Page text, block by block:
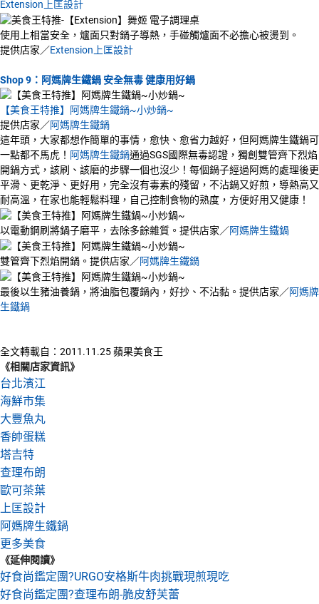
Extension上匡設計
使用上相當安全，爐面只對鍋子導熱，手碰觸爐面不必擔心被燙到。
提供店家／Extension上匡設計
Shop 9：阿媽牌生鐵鍋 安全無毒 健康用好鍋
【美食王特推】阿媽牌生鐵鍋~小炒鍋~
提供店家／阿媽牌生鐵鍋
這年頭，大家都想作簡單的事情，愈快、愈省力越好，但阿媽牌生鐵鍋可
一點都不馬虎！ 阿媽牌生鐵鍋通過SGS國際無毒認證，獨創雙管齊下烈焰
開鍋方式，該刷、該磨的步驟一個也沒少！每個鍋子經過阿媽的處理後更
平滑、更乾淨、更好用，完全沒有毒素的殘留，不沾鍋又好煎，導熱高又
耐高溫，在家也能輕鬆料理，自己控制食物的熟度，方便好用又健康！
以電動鋼刷將鍋子磨平，去除多餘雜質。提供店家／阿媽牌生鐵鍋
雙管齊下烈焰開鍋。提供店家／阿媽牌生鐵鍋
最後以生豬油養鍋，將油脂包覆鍋內，好抄、不沾黏。提供店家／阿媽牌
生鐵鍋
全文轉載自：2011.11.25 蘋果美食王
《相關店家資訊》
台北濱江
海鮮市集
大豐魚丸
香帥蛋糕
塔吉特
查理布朗
歐可茶葉
上匡設計
阿媽牌生鐵鍋
更多美食
《延伸閱讀》
好食尚鑑定團?URGO安格斯牛肉挑戰現煎現吃
好食尚鑑定團?查理布朗-脆皮舒芙蕾